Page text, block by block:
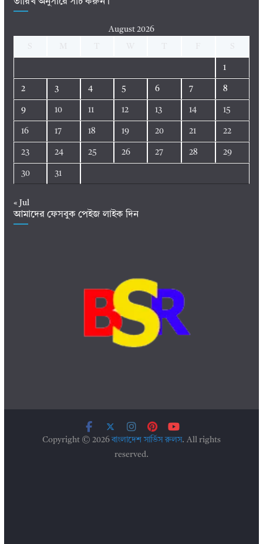
August 2026
1
2 3 4 5 6 7 8
9 10 11 12 13 14 15
16 17 18 19 20 21 22
23 24 25 26 27 28 29
30 31
« Jul
আমাদের ফেসবুক পেইজ লাইক দিন
Copyright © 2026বাংলাদেশ সার্ভিস রুলস. All rights
reserved.